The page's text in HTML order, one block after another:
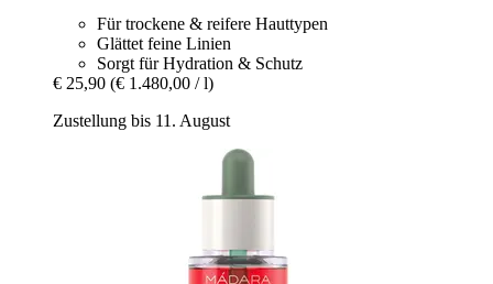
Für trockene & reifere Hauttypen
Glättet feine Linien
Sorgt für Hydration & Schutz
€ 25,90 (€ 1.480,00 / l)
Zustellung bis 11. August